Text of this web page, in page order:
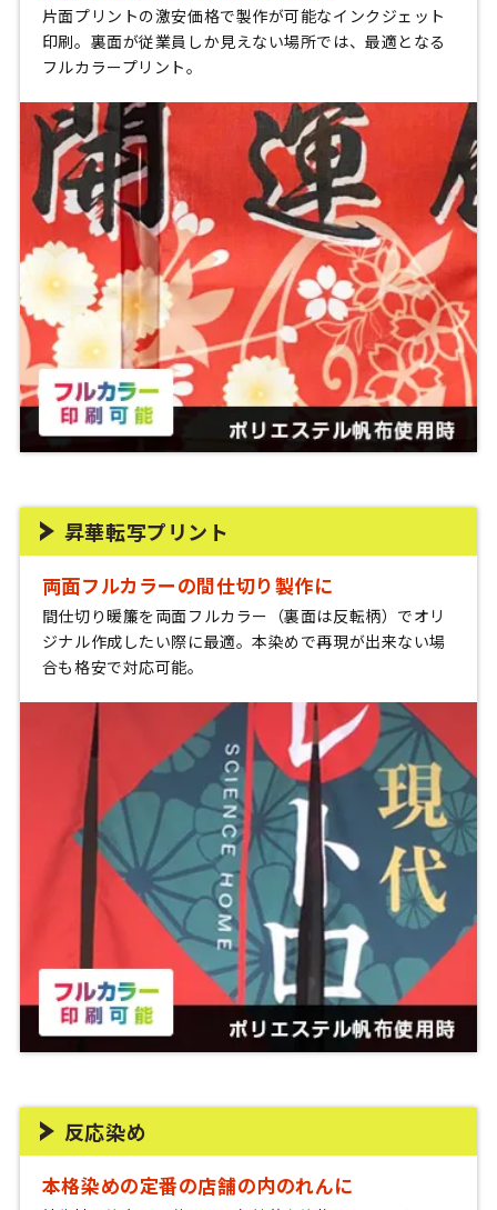
片面プリントの激安価格で製作が可能なインクジェット
印刷。裏面が従業員しか見えない場所では、最適となる
フルカラープリント。
昇華転写プリント
両面フルカラーの間仕切り製作に
間仕切り暖簾を両面フルカラー（裏面は反転柄）でオリ
ジナル作成したい際に最適。本染めで再現が出来ない場
合も格安で対応可能。
反応染め
本格染めの定番の店舗の内のれんに